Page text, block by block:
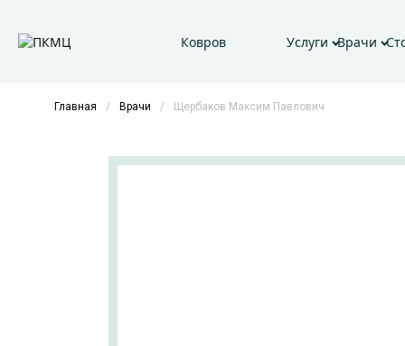
Ковров Услуги Врачи
Главная / Врачи / Щербаков Максим Павлович